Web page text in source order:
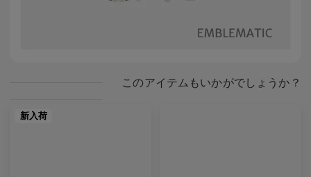
このアイテムもいかがでしょうか？
新入荷